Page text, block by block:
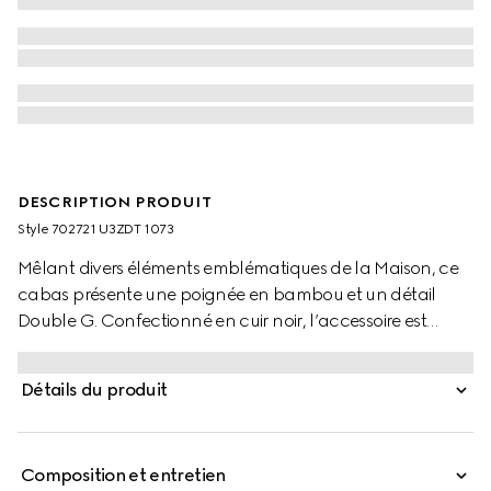
DESCRIPTION PRODUIT
Style ‎702721 U3ZDT 1073
Mêlant divers éléments emblématiques de la Maison, ce
cabas présente une poignée en bambou et un détail
Double G. Confectionné en cuir noir, l’accessoire est
rehaussé de deux sangles colorées, une référence ludique
aux lanières utilisées pour préserver la forme des poignées.
Détails du produit
Composition et entretien